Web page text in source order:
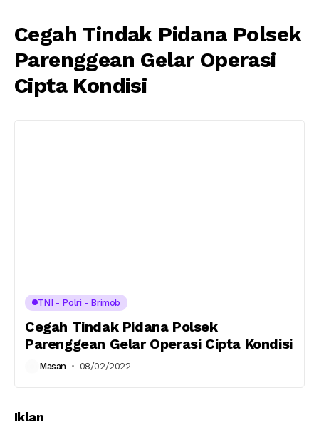
Cegah Tindak Pidana Polsek
Parenggean Gelar Operasi
Cipta Kondisi
TNI - Polri - Brimob
Cegah Tindak Pidana Polsek
Parenggean Gelar Operasi Cipta Kondisi
Masan 08/02/2022
Iklan